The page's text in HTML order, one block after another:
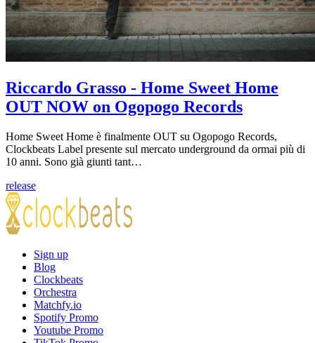
Riccardo Grasso - Home Sweet Home
OUT NOW on Ogopogo Records
Home Sweet Home è finalmente OUT su Ogopogo Records,
Clockbeats Label presente sul mercato underground da ormai più di
10 anni. Sono già giunti tant…
release
Sign up
Blog
Clockbeats
Orchestra
Matchfy.io
Spotify Promo
Youtube Promo